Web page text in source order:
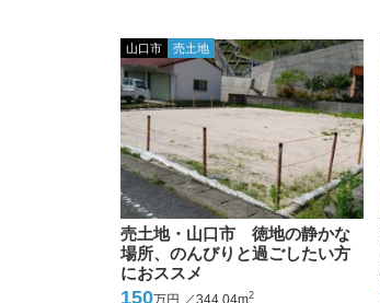
売土地・山口市 徳地の静かな
場所、のんびりと過ごしたい方
におススメ
山口市 売土地
150万円 ／344.04m2